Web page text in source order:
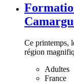
Ce printemps,
région
Adultes
France